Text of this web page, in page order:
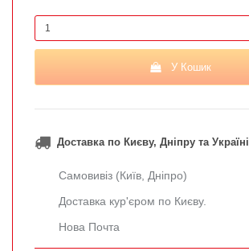
У Кошик
Доставка по Києву, Дніпру та Україні
Самовивіз (Київ, Дніпро)
Доставка кур'єром по Києву.
Нова Почта